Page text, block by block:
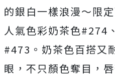
的銀白一樣浪漫～限
人氣色彩奶茶色#274
#473。奶茶色百搭又
眼，不只顏色奪目，